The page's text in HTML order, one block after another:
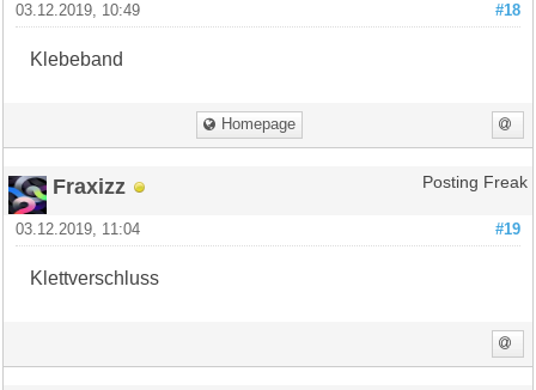
#18
03.12.2019, 10:49
Klebeband
Homepage
Fraxizz Posting Freak
#19
03.12.2019, 11:04
Klettverschluss